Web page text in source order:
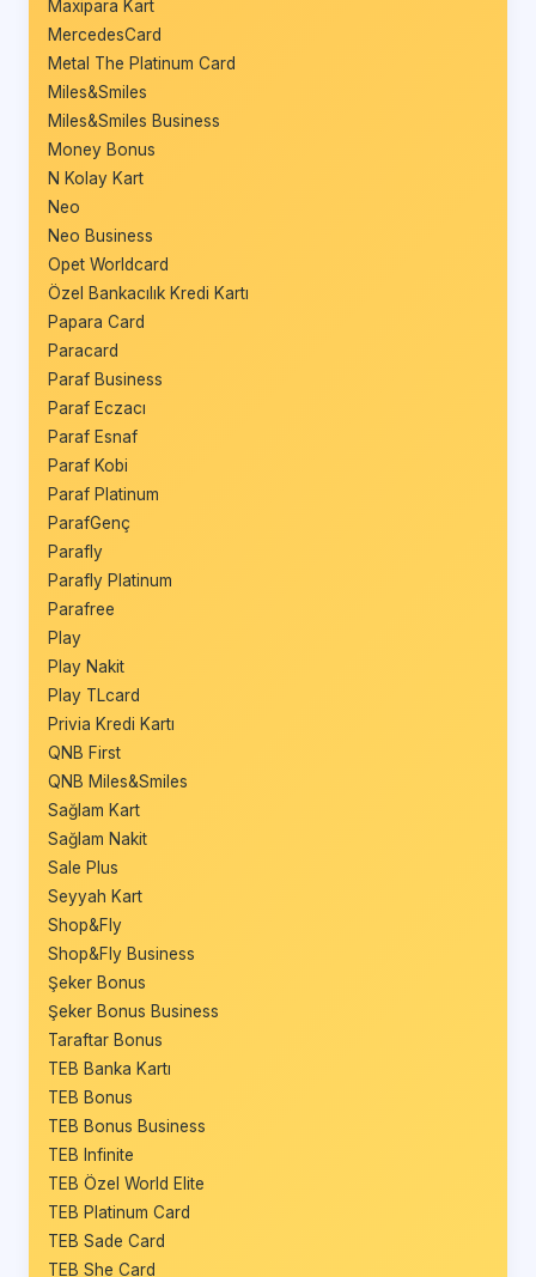
Maxipara Kart
MercedesCard
Metal The Platinum Card
Miles&Smiles
Miles&Smiles Business
Money Bonus
N Kolay Kart
Neo
Neo Business
Opet Worldcard
Özel Bankacılık Kredi Kartı
Papara Card
Paracard
Paraf Business
Paraf Eczacı
Paraf Esnaf
Paraf Kobi
Paraf Platinum
ParafGenç
Parafly
Parafly Platinum
Parafree
Play
Play Nakit
Play TLcard
Privia Kredi Kartı
QNB First
QNB Miles&Smiles
Sağlam Kart
Sağlam Nakit
Sale Plus
Seyyah Kart
Shop&Fly
Shop&Fly Business
Şeker Bonus
Şeker Bonus Business
Taraftar Bonus
TEB Banka Kartı
TEB Bonus
TEB Bonus Business
TEB Infinite
TEB Özel World Elite
TEB Platinum Card
TEB Sade Card
TEB She Card